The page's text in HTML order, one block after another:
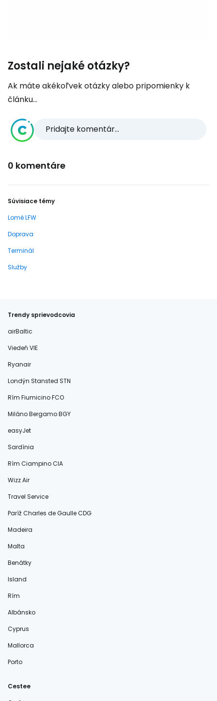
Zostali nejaké otázky?
Ak máte akékoľvek otázky alebo pripomienky k
článku...
Pridajte komentár...
0 komentáre
Súvisiace témy
Lomé LFW
Doprava
Terminál
Služby
Trendy sprievodcovia
airBaltic
Viedeň VIE
Ryanair
Londýn Stansted STN
Rím Fiumicino FCO
Miláno Bergamo BGY
easyJet
Sardínia
Rím Ciampino CIA
Wizz Air
Travel Service
Paríž Charles de Gaulle CDG
Madeira
Malta
Benátky
Island
Rím
Albánsko
Cyprus
Mallorca
Porto
Cestee